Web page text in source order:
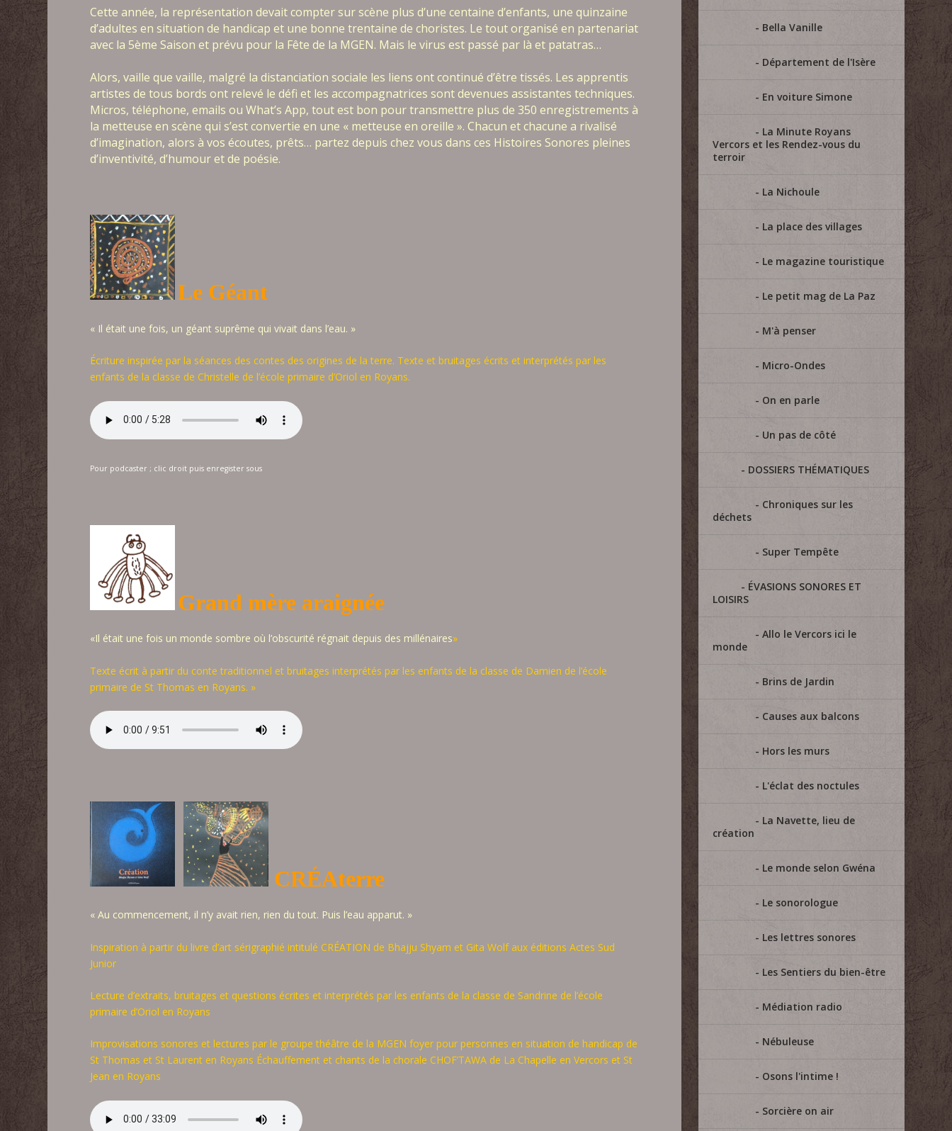
Cette année, la représentation devait compter sur scène plus d’une centaine d’enfants, une quinzaine
d’adultes en situation de handicap et une bonne trentaine de choristes. Le tout organisé en partenariat
avec la 5ème Saison et prévu pour la Fête de la MGEN. Mais le virus est passé par là et patatras…
Alors, vaille que vaille, malgré la distanciation sociale les liens ont continué d’être tissés. Les apprentis
artistes de tous bords ont relevé le défi et les accompagnatrices sont devenues assistantes techniques.
Micros, téléphone, emails ou What’s App, tout est bon pour transmettre plus de 350 enregistrements à
la metteuse en scène qui s’est convertie en une « metteuse en oreille ». Chacun et chacune a rivalisé
d’imagination, alors à vos écoutes, prêts… partez depuis chez vous dans ces Histoires Sonores pleines
d’inventivité, d’humour et de poésie.
Le Géant
« Il était une fois, un géant suprême qui vivait dans l’eau. »
Écriture inspirée par la séances des contes des origines de la terre. Texte et bruitages écrits et interprétés par les
enfants de la classe de Christelle de l’école primaire d’Oriol en Royans.
Pour podcaster ; clic droit puis enregister sous
Grand mère araignée
«Il était une fois un monde sombre où l’obscurité régnait depuis des millénaires»
Texte écrit à partir du conte traditionnel et bruitages interprétés par les enfants de la classe de Damien de l’école
primaire de St Thomas en Royans. »
CRÉAterre
« Au commencement, il n’y avait rien, rien du tout. Puis l’eau apparut. »
Inspiration à partir du livre d’art sérigraphié intitulé CRÉATION de Bhajju Shyam et Gita Wolf aux éditions Actes Sud
Junior
Lecture d’extraits, bruitages et questions écrites et interprétés par les enfants de la classe de Sandrine de l’école
primaire d’Oriol en Royans
Improvisations sonores et lectures par le groupe théâtre de la MGEN foyer pour personnes en situation de handicap de
St Thomas et St Laurent en Royans Échauffement et chants de la chorale CHOF’TAWA de La Chapelle en Vercors et St
Jean en Royans
Bella Vanille
Département de l'Isère
En voiture Simone
La Minute Royans
Vercors et les Rendez-vous du
terroir
La Nichoule
La place des villages
Le magazine touristique
Le petit mag de La Paz
M'à penser
Micro-Ondes
On en parle
Un pas de côté
DOSSIERS THÉMATIQUES
Chroniques sur les
déchets
Super Tempête
ÉVASIONS SONORES ET
LOISIRS
Allo le Vercors ici le
monde
Brins de Jardin
Causes aux balcons
Hors les murs
L'éclat des noctules
La Navette, lieu de
création
Le monde selon Gwéna
Le sonorologue
Les lettres sonores
Les Sentiers du bien-être
Médiation radio
Nébuleuse
Osons l'intime !
Sorcière on air